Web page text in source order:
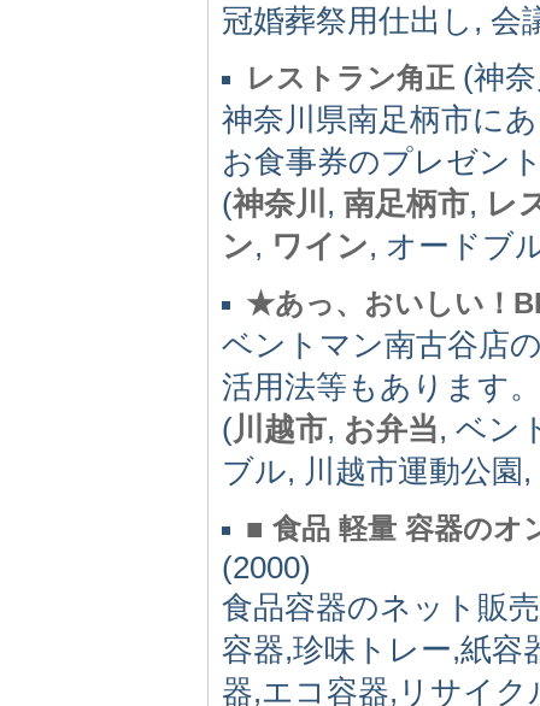
冠婚葬祭用仕出し, 会
レストラン角正 (神
神奈川県南足柄市に
お食事券のプレゼン
(神奈川 , 南足柄市, レ
ン, ワイン, オードブ
★あっ、おいしい！
ベントマン南古谷店
活用法等もあります。
(川越市, お弁当, ベン
ブル, 川越市運動公
■ 食品 軽量 容器の
(2000)
食品容器のネット販
容器,珍味トレー,紙容
器,エコ容器,リサイ